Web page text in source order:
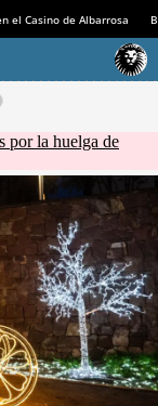
el Casino de Albarrosa
por la huelga de